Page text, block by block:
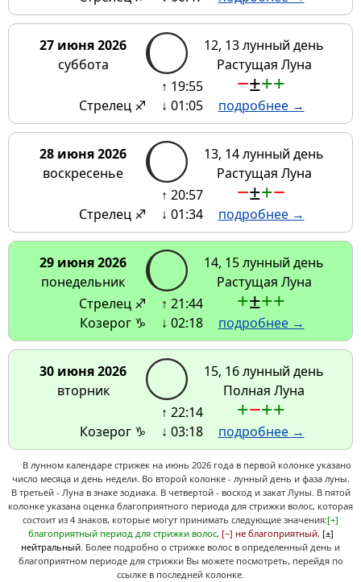
27 июня 2026
суббота
12, 13 лунный день
Растущая Луна
Стрелец ♐
↑ 19:55
↓ 01:05
−±++
подробнее →
28 июня 2026
воскресенье
13, 14 лунный день
Растущая Луна
Стрелец ♐
↑ 20:57
↓ 01:34
−±+−
подробнее →
29 июня 2026
понедельник
14, 15 лунный день
Растущая Луна
Стрелец ♐
Козерог ♑
↑ 21:44
↓ 02:18
+±++
подробнее →
30 июня 2026
вторник
15, 16 лунный день
Полная Луна
Козерог ♑
↑ 22:14
↓ 03:18
+−++
подробнее →
В лунном календаре стрижек на июнь 2026 года в первой колонке указано
число месяца и день недели. Во второй колонке - лунный день и фаза луны.
В третьей - Луна в знаке зодиака. В четвертой - восход и закат Луны. В пятой
колонке указана оценка благоприятного периода для стрижки волос, которая
состоит из 4 знаков, которые могут принимать следующие значения:[+]
благоприятный период для стрижки волос, [−] не благоприятный, [±]
нейтральный. Более подробно о стрижке волос в определенный день и
благоприятном периоде для стрижки Вы можете посмотреть, перейдя по
ссылке в последней колонке.